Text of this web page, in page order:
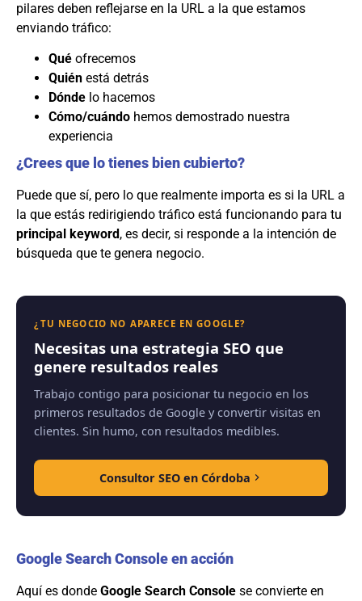
pilares deben reflejarse en la URL a la que estamos
enviando tráfico:
Qué ofrecemos
Quién está detrás
Dónde lo hacemos
Cómo/cuándo hemos demostrado nuestra
experiencia
¿Crees que lo tienes bien cubierto?
Puede que sí, pero lo que realmente importa es si la URL a
la que estás redirigiendo tráfico está funcionando para tu
principal keyword , es decir, si responde a la intención de
búsqueda que te genera negocio.
¿TU NEGOCIO NO APARECE EN GOOGLE?
Necesitas una estrategia SEO que
genere resultados reales
Trabajo contigo para posicionar tu negocio en los
primeros resultados de Google y convertir visitas en
clientes. Sin humo, con resultados medibles.
Consultor SEO en Córdoba
Google Search Console en acción
Aquí es donde Google Search Console se convierte en